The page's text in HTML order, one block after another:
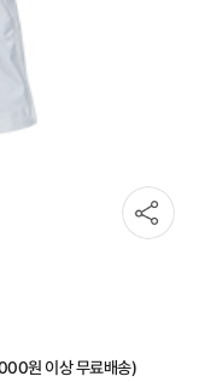
원 이상 무료배송)